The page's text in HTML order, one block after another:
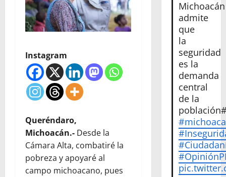
Instagram
Queréndaro,
Michoacán.- Desde la
Cámara Alta, combatiré la
pobreza y apoyaré al
campo michoacano, pues
Michoacán
admite
que
la
seguridad
es la
demanda
central
de la